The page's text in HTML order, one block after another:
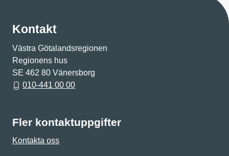
Kontakt
Västra Götalandsregionen
Regionens hus
SE 462 80 Vänersborg
010-441 00 00
Fler kontaktuppgifter
Kontakta oss